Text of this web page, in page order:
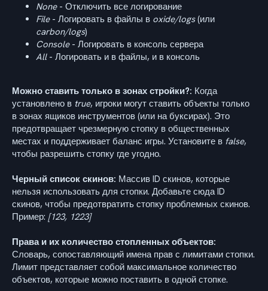
None- Отключить все логирование
File- Логировать в файлы в oxide/logs(или
carbon/logs)
Console- Логировать в консоль сервера
All- Логировать и в файлы, и в консоль
Можно ставить только в зонах стройки?: Когда
установлено в true, игроки могут ставить объекты только
в зонах ящиков инструментов (или на буксирах). Это
предотвращает чрезмерную стопку в общественных
местах и поддерживает баланс игры. Установите в false,
чтобы разрешить стопку где угодно.
Черный список скинов: Массив ID скинов, которые
нельзя использовать для стопки. Добавьте сюда ID
скинов, чтобы предотвратить стопку проблемных скинов.
Пример: [123, 1223]
Права и их количество стопленных объектов:
Словарь, сопоставляющий имена прав с лимитами стопки.
Лимит представляет собой максимальное количество
объектов, которые можно поставить в одной стопке.